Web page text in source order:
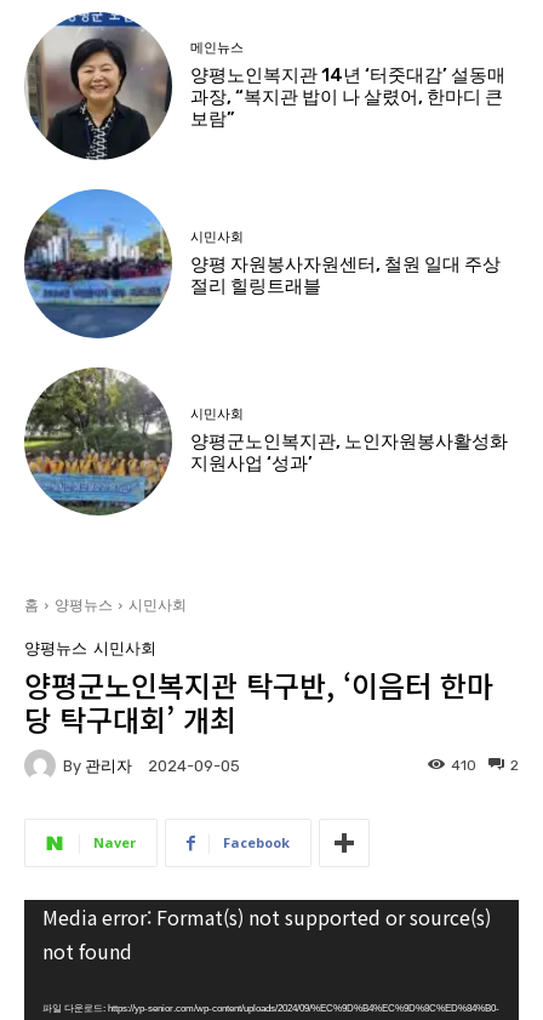
메인뉴스
양평노인복지관 14년 ‘터줏대감’ 설동매
과장, “복지관 밥이 나 살렸어, 한마디 큰
보람”
시민사회
양평 자원봉사자원센터, 철원 일대 주상
절리 힐링트래블
시민사회
양평군노인복지관, 노인자원봉사활성화
지원사업 ‘성과’